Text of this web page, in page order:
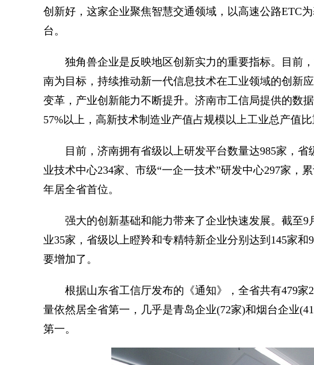
创新好，这家企业聚焦智慧交通领域，以高速公路ETC
台。
独角兽企业是反映地区创新实力的重要指标。目前
南为目标，持续推动新一代信息技术在工业领域的创新
变革，产业创新能力不断提升。济南市工信局提供的数
57%以上，高新技术制造业产值占规模以上工业总产值比
目前，济南拥有省级以上研发平台数量达985家，省
业技术中心234家、市级“一企一技术”研发中心297家，
年居全省首位。
强大的创新基础和能力带来了企业快速发展。截至9
业35家，省级以上瞪羚和专精特新企业分别达到145家
要增加了。
根据山东省工信厅发布的《通知》，全省共有479家
量依然居全省第一，几乎是青岛企业(72家)和烟台企业
第一。